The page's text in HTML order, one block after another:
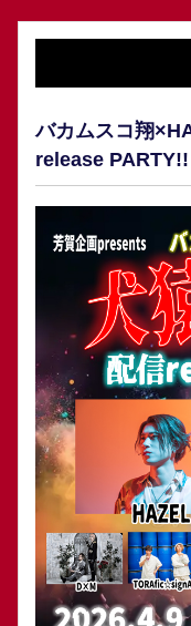
バカムスコ翔
release PARTY!!